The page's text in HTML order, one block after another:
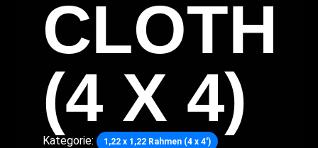
CLOTH
(4 X 4)
Kategorie: 1,22 x 1,22 Rahmen (4 x 4')